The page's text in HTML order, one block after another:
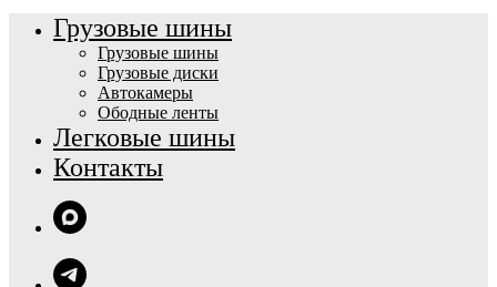
Грузовые шины
Грузовые шины
Грузовые диски
Автокамеры
Ободные ленты
Легковые шины
Контакты